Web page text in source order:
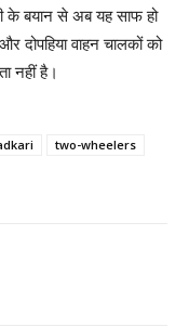
के बयान से अब यह साफ हो
दोपहिया वाहन चालकों को
नहीं है।
two-wheelers